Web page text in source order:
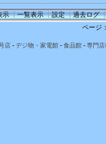
示┃一覧表示┃設定┃過去ログ
ページ
店 - デジ物・家電館 - 食品館 - 専門